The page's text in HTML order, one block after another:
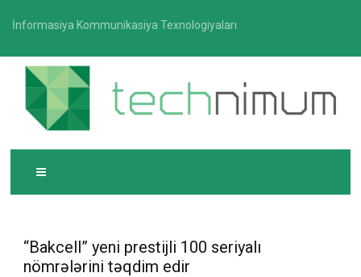
İnformasiya Kommunikasiya Texnologiyaları
TECHNIMUM
İnformasiya-kommunikasiya texnologiyaları üzrə
media platforması
“Bakcell” yeni prestijli 100 seriyalı
nömrələrini təqdim edir